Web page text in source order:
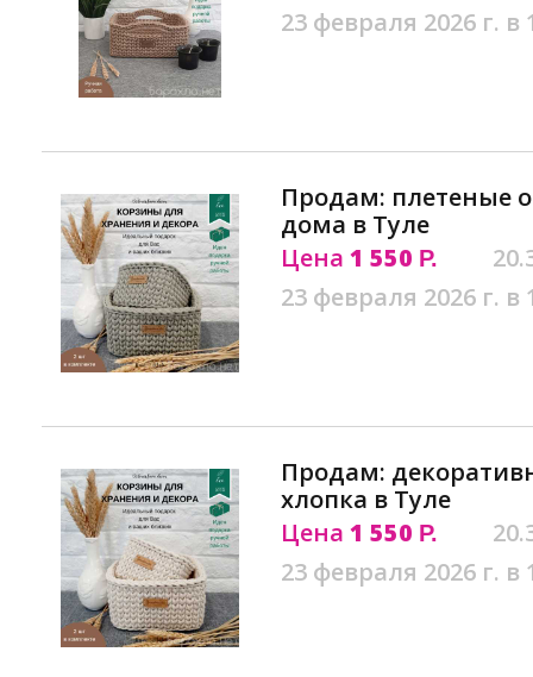
23 февраля 2026 г. в
Продам: плетеные
дома в Туле
Цена 1 550 Р.
23 февраля 2026 г. в
Продам:
хлопка в Туле
Цена 1 550 Р.
23 февраля 2026 г. в